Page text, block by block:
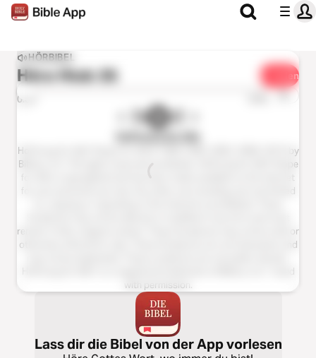
HÖRBIBEL
Höre Hiob 35 Teilen
0:00 1x
Hoffnung für Alle® (Hope for All) © 1983,1996, 2002, 2009, 2015 by
Biblica, Inc.® All rights reserved worldwide. Hoffnung für Alle® (Hope
for your personal use only. Any other use including, but not limited
remain in their original context. These Scriptures may not be sold or
otherwise offered for sale. These Scriptures are not shareware and
with permission.
Lass dir die Bibel von der App vorlesen